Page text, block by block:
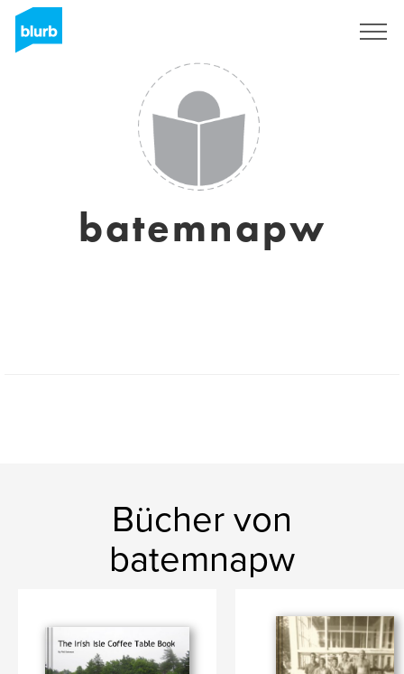
batemnapw
Bücher von
batemnapw